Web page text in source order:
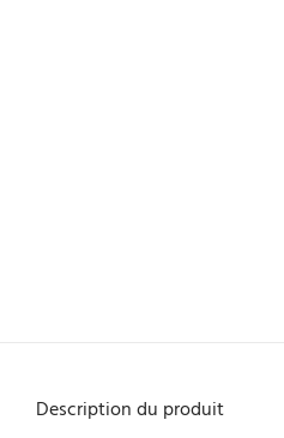
Description du produit